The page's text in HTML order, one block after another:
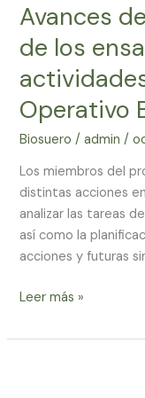
Avances
de los
Operativo
Biosuero /admin/
Los miembros del
distintas acciones
analizar las tareas
así como la
acciones y futuras
proyecto
estado
de
los
ensayos
de
Operativo
Biosuero
Leer más »